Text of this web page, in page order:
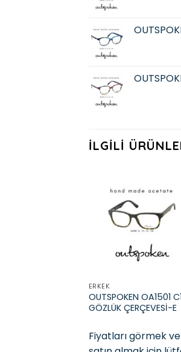
İLGILI
ERKEK
OUTSPOKEN OA1501 C1
GÖZLÜK ÇERÇEVESİ-E
Fiyatları görmek ve